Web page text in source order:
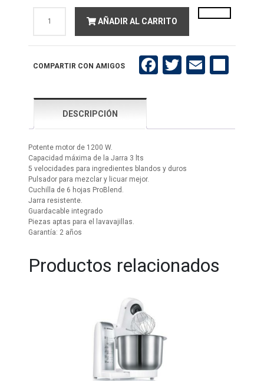
Philips
AÑADIR AL CARRITO
COMPARTIR CON AMIGOS FacebookTwitter
DESCRIPCIÓN
Potente motor de 1200 W.
Capacidad máxima de la Jarra 3 lts
5 velocidades para ingredientes blandos y duros
Pulsador para mezclar y licuar mejor.
Cuchilla de 6 hojas ProBlend.
Jarra resistente.
Guardacable integrado
Piezas aptas para el lavavajillas.
Garantía: 2 años
Productos relacionados